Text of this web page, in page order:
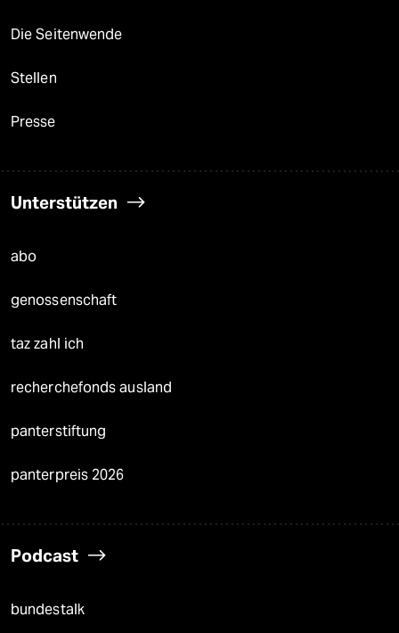
Die Seitenwende
Stellen
Presse
Unterstützen
abo
genossenschaft
taz zahl ich
recherchefonds ausland
panterstiftung
panterpreis 2026
Podcast
bundestalk